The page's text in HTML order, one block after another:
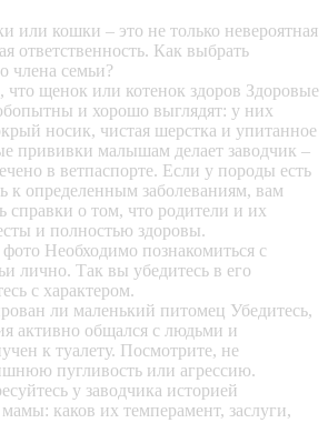
или кошки – это не только невероятная
ответственность. Как выбрать
члена семьи?
что щенок или котенок здоров Здоровые
и хорошо выглядят: у них
носик, чистая шерстка и упитанное
прививки малышам делает заводчик –
в ветпаспорте. Если у породы есть
к определенным заболеваниям, вам
справки о том, что родители и их
и полностью здоровы.
Необходимо познакомиться с
лично. Так вы убедитесь в его
с характером.
ли маленький питомец Убедитесь,
активно общался с людьми и
к туалету. Посмотрите, не
пугливость или агрессию.
у заводчика историей
каков их темперамент, заслуги,